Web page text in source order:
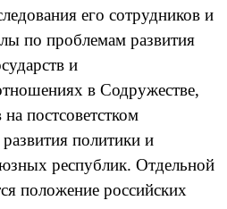
его сотрудников и
по проблемам развития
и
в Содружестве,
постсоветстком
политики и
республик. Отдельной
положение российских